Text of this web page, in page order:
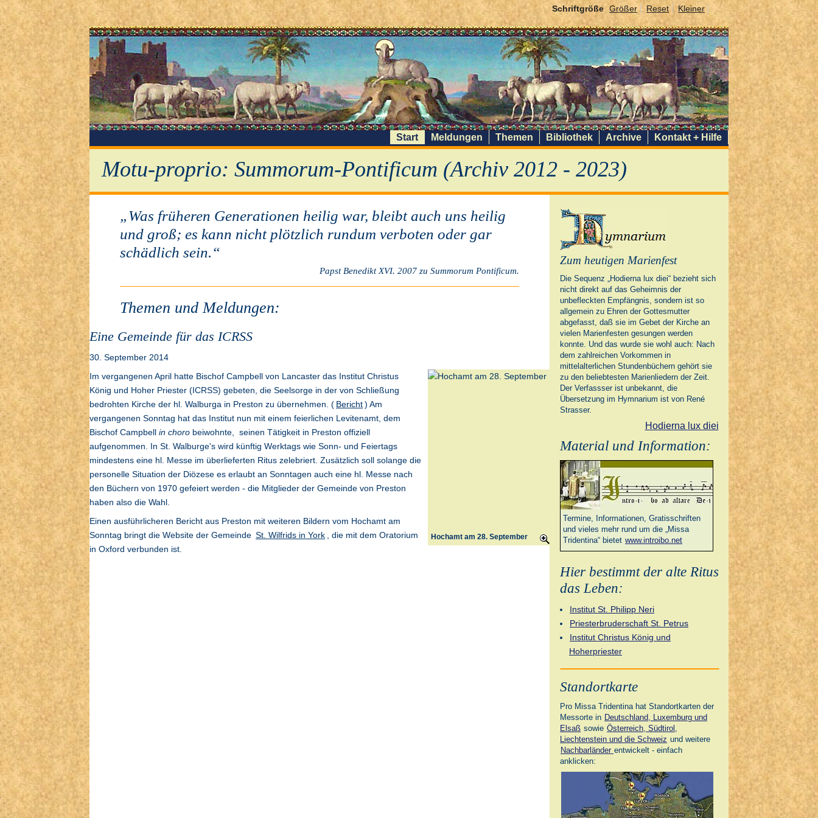
Motu-proprio: Summorum-Pontificum (Archiv 2012 - 2023)
Schriftgröße Größer Reset Kleiner
Start Meldungen Themen Bibliothek Archive Kontakt + Hilfe
„Was früheren Generationen heilig war, bleibt auch uns heilig
und groß; es kann nicht plötzlich rundum verboten oder gar
schädlich sein.“
Papst Benedikt XVI. 2007 zu Summorum Pontificum.
Themen und Meldungen:
Eine Gemeinde für das ICRSS
30. September 2014
Hochamt am 28. September
Im vergangenen April hatte Bischof Campbell von Lancaster das Institut Christus
König und Hoher Priester (ICRSS) gebeten, die Seelsorge in der von Schließung
bedrohten Kirche der hl. Walburga in Preston zu übernehmen. ( Bericht) Am
vergangenen Sonntag hat das Institut nun mit einem feierlichen Levitenamt, dem
Bischof Campbell in choro beiwohnte, seinen Tätigkeit in Preston offiziell
aufgenommen. In St. Walburge's wird künftig Werktags wie Sonn- und Feiertags
mindestens eine hl. Messe im überlieferten Ritus zelebriert. Zusätzlich soll solange die
personelle Situation der Diözese es erlaubt an Sonntagen auch eine hl. Messe nach
den Büchern von 1970 gefeiert werden - die Mitglieder der Gemeinde von Preston
haben also die Wahl.
Einen ausführlicheren Bericht aus Preston mit weiteren Bildern vom Hochamt am
Sonntag bringt die Website der Gemeinde St. Wilfrids in York
, die mit dem Oratorium
in Oxford verbunden ist.
Zum heutigen Marienfest
Die Sequenz „Hodierna lux diei“ bezieht sich
nicht direkt auf das Geheimnis der
unbefleckten Empfängnis, sondern ist so
allgemein zu Ehren der Gottesmutter
abgefasst, daß sie im Gebet der Kirche an
vielen Marienfesten gesungen werden
konnte. Und das wurde sie wohl auch: Nach
dem zahlreichen Vorkommen in
mittelalterlichen Stundenbüchern gehört sie
zu den beliebtesten Marienliedern der Zeit.
Der Verfassser ist unbekannt, die
Übersetzung im Hymnarium ist von René
Strasser.
Hodierna lux diei
Material und Information:
Termine, Informationen, Gratisschriften
und vieles mehr rund um die „Missa
Tridentina“ bietet www.introibo.net
Hier bestimmt der alte Ritus
das Leben:
Institut St. Philipp Neri
Priesterbruderschaft St. Petrus
Institut Christus König und
Hoherpriester
Standortkarte
Pro Missa Tridentina hat Standortkarten der
Messorte in Deutschland, Luxemburg und
Elsaß sowie Österreich, Südtirol,
Liechtenstein und die Schweiz und weitere
Nachbarländer entwickelt - einfach
anklicken: